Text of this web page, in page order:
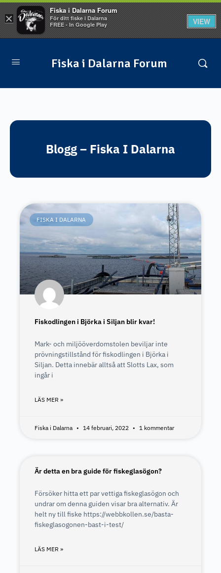
Fiska i Dalarna Forum
Blogg – Fiska I Dalarna
FISKA I DALARNA
Fiskodlingen i Björka i Siljan blir kvar!
Mark- och miljööverdomstolen beviljar inte
prövningstillstånd för fiskodlingen i Björka i
Siljan. Detta innebär alltså att Slotts Lax, som
ingår i
LÄS MER »
Fiska i Dalarna 14 februari, 2022 1 kommentar
Är detta en bra guide för fiskeglasögon?
Försöker hitta ett par vettiga fiskeglasögon och
undrar om denna guiden visar bra alternativ. Är
helt ny till fiske https://webbkollen.se/basta-
fiskeglasogonen-bast-i-test/
LÄS MER »
×
Fiska i Dalarna Forum
För ditt fiske i Dalarna
FREE - In Google Play
VIEW